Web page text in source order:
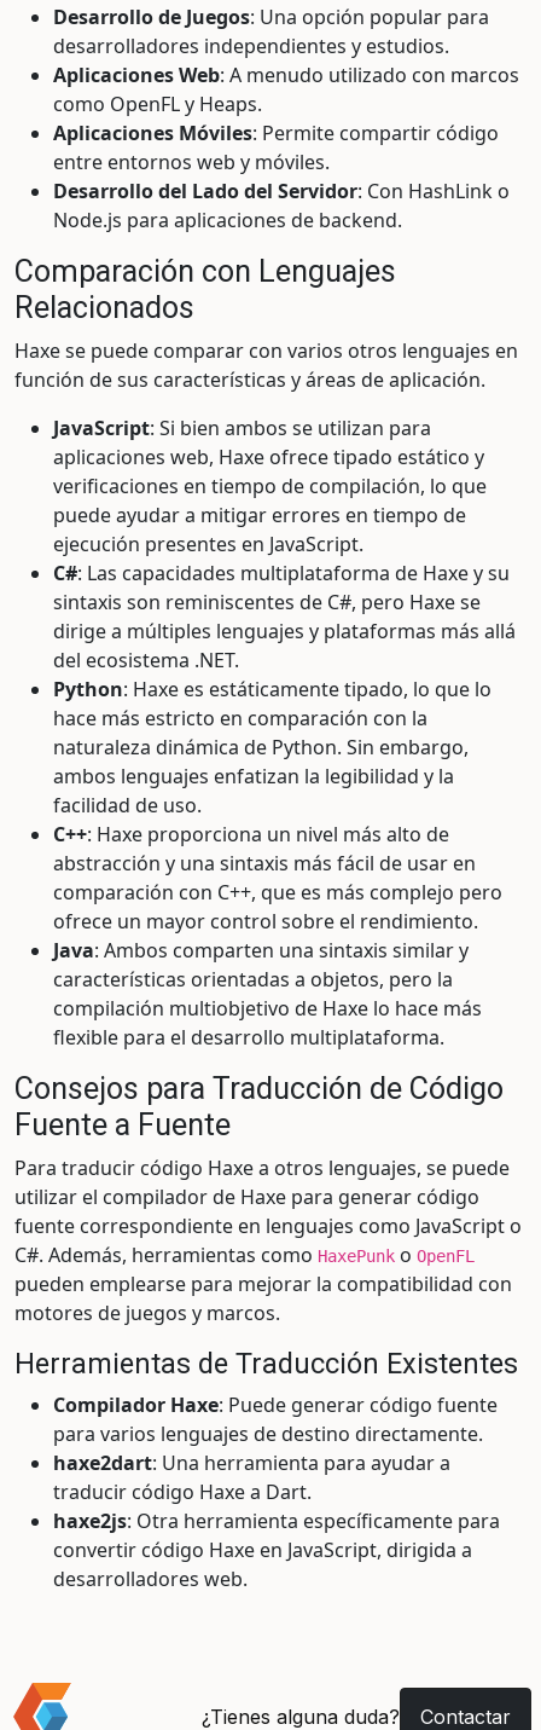
Desarrollo de Juegos: Una opción popular para
desarrolladores independientes y estudios.
Aplicaciones Web: A menudo utilizado con marcos
como OpenFL y Heaps.
Aplicaciones Móviles: Permite compartir código
entre entornos web y móviles.
Desarrollo del Lado del Servidor: Con HashLink o
Node.js para aplicaciones de backend.
Comparación con Lenguajes
Relacionados
Haxe se puede comparar con varios otros lenguajes en
función de sus características y áreas de aplicación.
JavaScript: Si bien ambos se utilizan para
aplicaciones web, Haxe ofrece tipado estático y
verificaciones en tiempo de compilación, lo que
puede ayudar a mitigar errores en tiempo de
ejecución presentes en JavaScript.
C#: Las capacidades multiplataforma de Haxe y su
sintaxis son reminiscentes de C#, pero Haxe se
dirige a múltiples lenguajes y plataformas más allá
del ecosistema .NET.
Python: Haxe es estáticamente tipado, lo que lo
hace más estricto en comparación con la
naturaleza dinámica de Python. Sin embargo,
ambos lenguajes enfatizan la legibilidad y la
facilidad de uso.
C++: Haxe proporciona un nivel más alto de
abstracción y una sintaxis más fácil de usar en
comparación con C++, que es más complejo pero
ofrece un mayor control sobre el rendimiento.
Java: Ambos comparten una sintaxis similar y
características orientadas a objetos, pero la
compilación multiobjetivo de Haxe lo hace más
flexible para el desarrollo multiplataforma.
Consejos para Traducción de Código
Fuente a Fuente
Para traducir código Haxe a otros lenguajes, se puede
utilizar el compilador de Haxe para generar código
fuente correspondiente en lenguajes como JavaScript o
C#. Además, herramientas como HaxePunk o OpenFL
pueden emplearse para mejorar la compatibilidad con
motores de juegos y marcos.
Herramientas de Traducción Existentes
Compilador Haxe: Puede generar código fuente
para varios lenguajes de destino directamente.
haxe2dart: Una herramienta para ayudar a
traducir código Haxe a Dart.
haxe2js: Otra herramienta específicamente para
convertir código Haxe en JavaScript, dirigida a
desarrolladores web.
¿Tienes alguna duda? Contactar